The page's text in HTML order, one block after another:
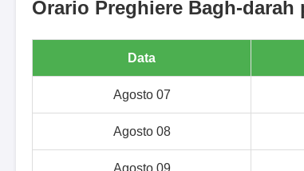
Orario Preghiere Bagh-
Data
Agosto 07
Agosto 08
Agosto 09